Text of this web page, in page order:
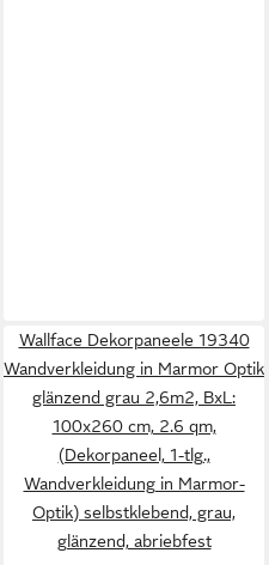
Wallface Dekorpaneele 19340
Wandverkleidung in Marmor Optik
glänzend grau 2,6m2, BxL:
100x260 cm, 2.6 qm,
(Dekorpaneel, 1-tlg.,
Wandverkleidung in Marmor-
Optik) selbstklebend, grau,
glänzend, abriebfest